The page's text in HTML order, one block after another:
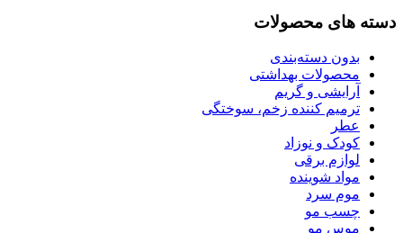
دسته های محصولات
بدون دسته‌بندی
محصولات بهداشتی
آرایشی و گریم
ترمیم کننده زخم، سوختگی
عطر
کودک و نوزاد
لوازم برقی
مواد شوینده
موم سرد
چسب مو
موس مو